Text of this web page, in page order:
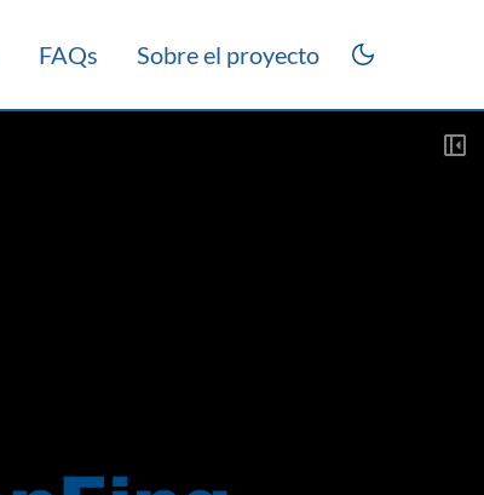
FAQs Sobre el proyecto